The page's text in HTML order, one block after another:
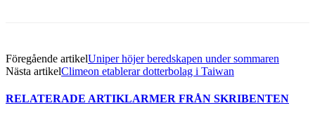
Föregående artikelUniper höjer beredskapen under sommaren
Nästa artikelClimeon etablerar dotterbolag i Taiwan
RELATERADE ARTIKLARMER FRÅN SKRIBENTEN